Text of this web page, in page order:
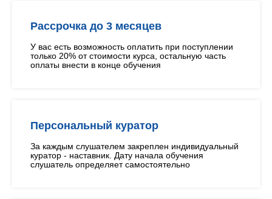
Рассрочка до 3 месяцев
У вас есть возможность оплатить при поступлении
только 20% от стоимости курса, остальную часть
оплаты внести в конце обучения
Персональный куратор
За каждым слушателем закреплен индивидуальный
куратор - наставник. Дату начала обучения
слушатель определяет самостоятельно